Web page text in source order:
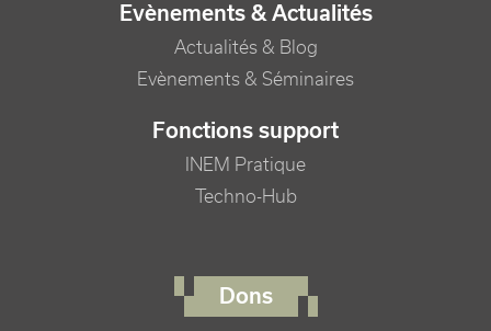
Evènements & Actualités
Actualités & Blog
Evènements & Séminaires
Fonctions support
INEM Pratique
Techno-Hub
Dons